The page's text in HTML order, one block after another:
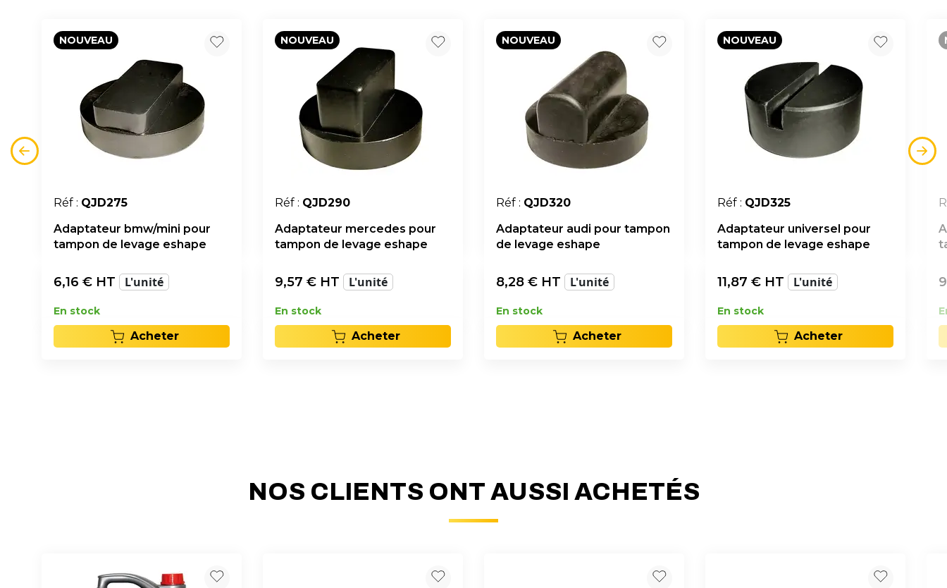
NOUVEAU
Réf : QJD275
Adaptateur bmw/mini pour
tampon de levage eshape
6,16 € HT L'unité
En stock
Acheter
NOUVEAU
Réf : QJD290
Adaptateur mercedes pour
tampon de levage eshape
9,57 € HT L'unité
En stock
Acheter
NOUVEAU
Réf : QJD320
Adaptateur audi pour tampon
de levage eshape
8,28 € HT L'unité
En stock
Acheter
NOUVEAU
Réf : QJD325
Adaptateur universel pour
tampon de levage eshape
11,87 € HT L'unité
En stock
Acheter
NOS CLIENTS ONT AUSSI ACHETÉS